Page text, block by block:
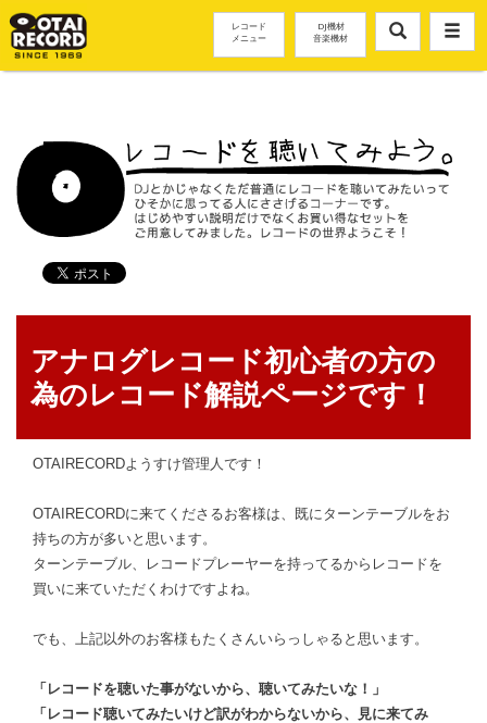
レコード
メニュー
DJ機材
音楽機材
アナログレコード初心者の方の
為のレコード解説ページです！
OTAIRECORDようすけ管理人です！
OTAIRECORDに来てくださるお客様は、既にターンテーブルをお
持ちの方が多いと思います。
ターンテーブル、レコードプレーヤーを持ってるからレコードを
買いに来ていただくわけですよね。
でも、上記以外のお客様もたくさんいらっしゃると思います。
「レコードを聴いた事がないから、聴いてみたいな！」
「レコード聴いてみたいけど訳がわからないから、見に来てみ